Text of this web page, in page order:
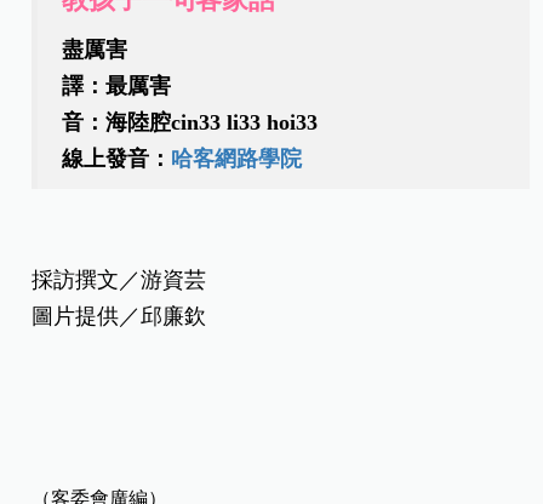
盡厲害
譯：最厲害
音：海陸腔cin33 li33 hoi33
線上發音： 哈客網路學院
採訪撰文／游資芸
圖片提供／邱廉欽
（客委會廣編）